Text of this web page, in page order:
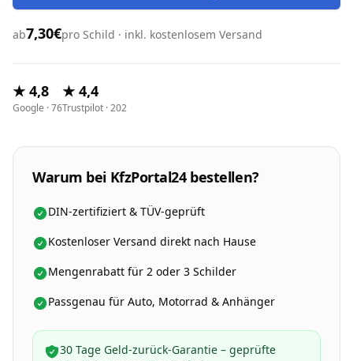
ab7,30€pro Schild · inkl. kostenlosem Versand
★ 4,8
Google · 76
★ 4,4
Trustpilot · 202
Warum bei KfzPortal24 bestellen?
DIN-zertifiziert & TÜV-geprüft
Kostenloser Versand direkt nach Hause
Mengenrabatt für 2 oder 3 Schilder
Passgenau für Auto, Motorrad & Anhänger
30 Tage Geld-zurück-Garantie – geprüfte